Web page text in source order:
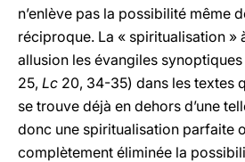
n’enlève pas la possibilité même
réciproque. La « spiritualisation »
allusion les évangiles synoptiques
25, Lc 20, 34-35) dans les textes
se trouve déjà en dehors d’une
donc une spiritualisation parfaite
complètement éliminée la